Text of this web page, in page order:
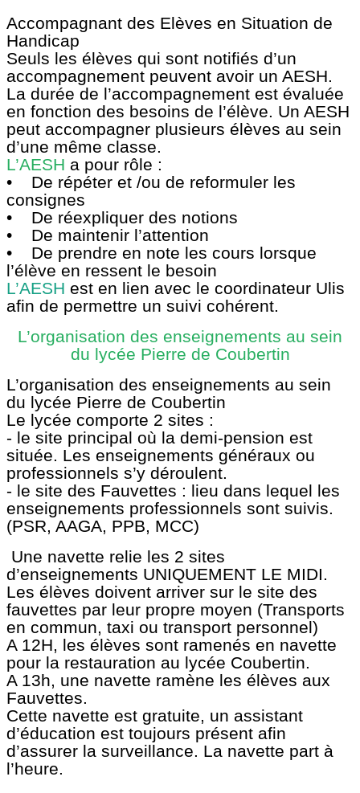
Accompagnant des Elèves en Situation de
Handicap
Seuls les élèves qui sont notifiés d’un
accompagnement peuvent avoir un AESH.
La durée de l’accompagnement est évaluée
en fonction des besoins de l’élève. Un AESH
peut accompagner plusieurs élèves au sein
d’une même classe.
L’AESH a pour rôle :
• De répéter et /ou de reformuler les
consignes
• De réexpliquer des notions
• De maintenir l’attention
• De prendre en note les cours lorsque
l’élève en ressent le besoin
L’AESH est en lien avec le coordinateur Ulis
afin de permettre un suivi cohérent.
L’organisation des enseignements au sein
du lycée Pierre de Coubertin
L’organisation des enseignements au sein
du lycée Pierre de Coubertin
Le lycée comporte 2 sites :
- le site principal où la demi-pension est
située. Les enseignements généraux ou
professionnels s’y déroulent.
- le site des Fauvettes : lieu dans lequel les
enseignements professionnels sont suivis.
(PSR, AAGA, PPB, MCC)
Une navette relie les 2 sites
d’enseignements UNIQUEMENT LE MIDI.
Les élèves doivent arriver sur le site des
fauvettes par leur propre moyen (Transports
en commun, taxi ou transport personnel)
A 12H, les élèves sont ramenés en navette
pour la restauration au lycée Coubertin.
A 13h, une navette ramène les élèves aux
Fauvettes.
Cette navette est gratuite, un assistant
d’éducation est toujours présent afin
d’assurer la surveillance. La navette part à
l’heure.